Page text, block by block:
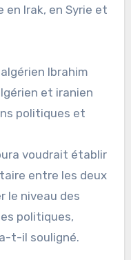
en Irak, en Syrie et
Ibrahim
et iranien
politiques et
voudrait établir
entre les deux
le niveau des
politiques,
t-il souligné.